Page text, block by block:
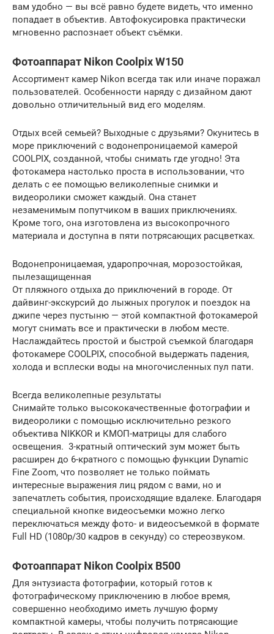
вам удобно — вы всё равно будете видеть, что именно
попадает в объектив. Автофокусировка практически
мгновенно распознает объект съёмки.
Фотоаппарат Nikon Coolpix W150
Ассортимент камер Nikon всегда так или иначе поражал
пользователей. Особенности наряду с дизайном дают
довольно отличительный вид его моделям.
Отдых всей семьей? Выходные с друзьями? Окунитесь в
море приключений с водонепроницаемой камерой
COOLPIX, созданной, чтобы снимать где угодно! Эта
фотокамера настолько проста в использовании, что
делать с ее помощью великолепные снимки и
видеоролики сможет каждый. Она станет
незаменимым попутчиком в ваших приключениях.
Кроме того, она изготовлена из высокопрочного
материала и доступна в пяти потрясающих расцветках.
Водонепроницаемая, ударопрочная, морозостойкая,
пылезащищенная
От пляжного отдыха до приключений в городе. От
дайвинг-экскурсий до лыжных прогулок и поездок на
джипе через пустыню — этой компактной фотокамерой
могут снимать все и практически в любом месте.
Наслаждайтесь простой и быстрой съемкой благодаря
фотокамере COOLPIX, способной выдержать падения,
холода и всплески воды на многочисленных пул пати.
Всегда великолепные результаты
Снимайте только высококачественные фотографии и
видеоролики с помощью исключительно резкого
объектива NIKKOR и КМОП-матрицы для слабого
освещения. 3-кратный оптический зум может быть
расширен до 6-кратного с помощью функции Dynamic
Fine Zoom, что позволяет не только поймать
интересные выражения лиц рядом с вами, но и
запечатлеть события, происходящие вдалеке. Благодаря
специальной кнопке видеосъемки можно легко
переключаться между фото- и видеосъемкой в формате
Full HD (1080p/30 кадров в секунду) со стереозвуком.
Фотоаппарат Nikon Coolpix B500
Для энтузиаста фотографии, который готов к
фотографическому приключению в любое время,
совершенно необходимо иметь лучшую форму
компактной камеры, чтобы получить потрясающие